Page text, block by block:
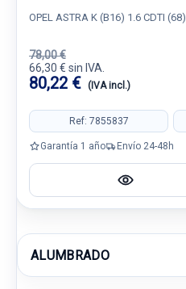
OPEL ASTRA K (B16) 1.6 CDTI (68)
78,00 €
66,30 € sin IVA.
80,22 € (IVA incl.)
Ref: 7855837
Garantía 1 año Envío 24-48h
ALUMBRADO